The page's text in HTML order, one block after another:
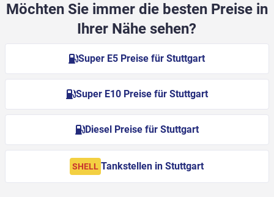
Möchten Sie immer die besten Preise in
Ihrer Nähe sehen?
Super E5 Preise für Stuttgart
Super E10 Preise für Stuttgart
Diesel Preise für Stuttgart
SHELL Tankstellen in Stuttgart